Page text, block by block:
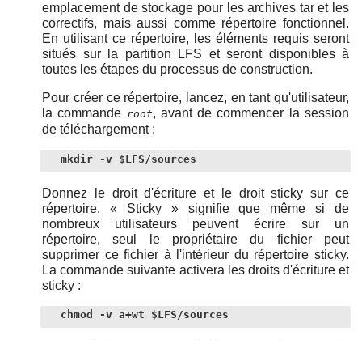
emplacement de stockage pour les archives tar et les
correctifs, mais aussi comme répertoire fonctionnel.
En utilisant ce répertoire, les éléments requis seront
situés sur la partition LFS et seront disponibles à
toutes les étapes du processus de construction.
Pour créer ce répertoire, lancez, en tant qu'utilisateur,
la commande root, avant de commencer la session
de téléchargement :
mkdir -v $LFS/sources
Donnez le droit d'écriture et le droit sticky sur ce
répertoire.« Sticky»signifie que même si de
nombreux utilisateurs peuvent écrire sur un
répertoire, seul le propriétaire du fichier peut
supprimer ce fichier à l'intérieur du répertoire sticky.
La commande suivante activera les droits d'écriture et
sticky :
chmod -v a+wt $LFS/sources